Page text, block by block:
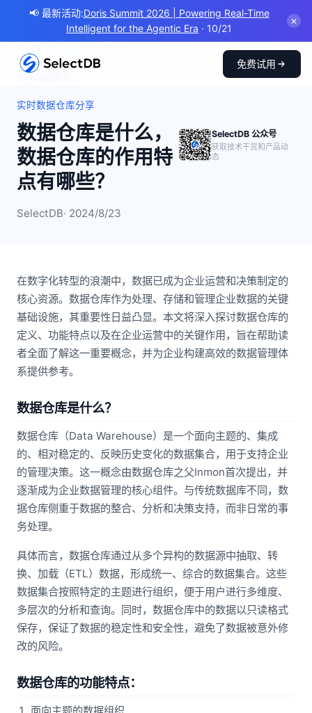
📢 最新活动:Doris Summit 2026 | Powering Real-Time
Intelligent for the Agentic Era · 10/21
✕
免费试用
← 返回博客
实时数据仓库分享
数据仓库是什么，
数据仓库的作用特
点有哪些？
SelectDB· 2024/8/23
SelectDB 公众号
获取技术干货和产品动
态
在数字化转型的浪潮中，数据已成为企业运营和决策制定的
核心资源。数据仓库作为处理、存储和管理企业数据的关键
基础设施，其重要性日益凸显。本文将深入探讨数据仓库的
定义、功能特点以及在企业运营中的关键作用，旨在帮助读
者全面了解这一重要概念，并为企业构建高效的数据管理体
系提供参考。
数据仓库是什么？
数据仓库（Data Warehouse）是一个面向主题的、集成
的、相对稳定的、反映历史变化的数据集合，用于支持企业
的管理决策。这一概念由数据仓库之父Inmon首次提出，并
逐渐成为企业数据管理的核心组件。与传统数据库不同，数
据仓库侧重于数据的整合、分析和决策支持，而非日常的事
务处理。
具体而言，数据仓库通过从多个异构的数据源中抽取、转
换、加载（ETL）数据，形成统一、综合的数据集合。这些
数据集合按照特定的主题进行组织，便于用户进行多维度、
多层次的分析和查询。同时，数据仓库中的数据以只读格式
保存，保证了数据的稳定性和安全性，避免了数据被意外修
改的风险。
数据仓库的功能特点：